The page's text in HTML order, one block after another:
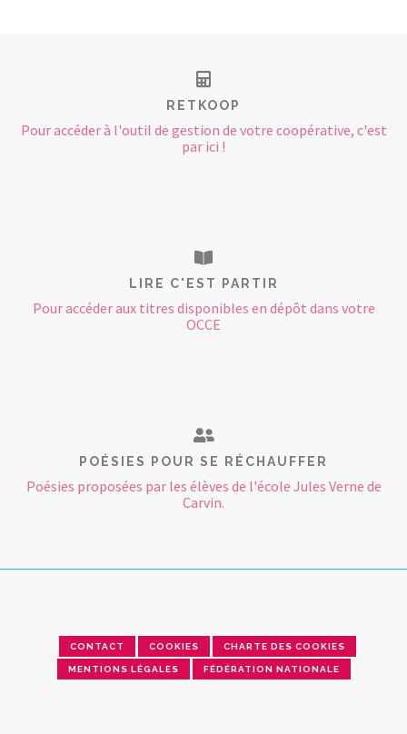
RETKOOP
Pour accéder à l'outil de gestion de votre coopérative, c'est
par ici !
LIRE C'EST PARTIR
Pour accéder aux titres disponibles en dépôt dans votre
OCCE
POÉSIES POUR SE RÉCHAUFFER
Poésies proposées par les élèves de l'école Jules Verne de
Carvin.
CONTACT COOKIES CHARTE DES COOKIES
MENTIONS LÉGALES FÉDÉRATION NATIONALE